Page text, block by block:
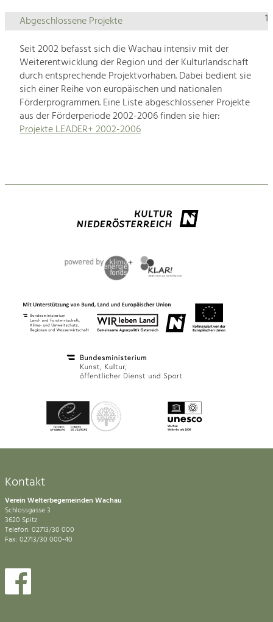
1
Abgeschlossene Projekte
Seit 2002 befasst sich die Wachau intensiv mit der
Weiterentwicklung der Region und der Kulturlandschaft
durch entsprechende Projektvorhaben. Dabei bedient sie
sich einer Reihe von europäischen und nationalen
Förderprogrammen. Eine Liste abgeschlossener Projekte
aus der Förderperiode 2002-2006 finden sie hier:
Projekte LEADER+ 2002-2006
Kontakt
Verein Welterbegemeinden Wachau
Schlossgasse 3
3620 Spitz
Telefon: 02713/30 000
Fax: 02713/30 000-40